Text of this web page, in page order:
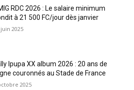
RDC 2026 : Le salaire minimum
à 21 500 FC/jour dès janvier
juin 2025
Ipupa XX album 2026 : 20 ans de
couronnés au Stade de France
2025